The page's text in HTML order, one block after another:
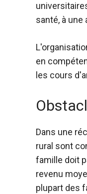
santé, à une
en
les cours
Dans une
rural sont
famille doit
revenu
plupart des